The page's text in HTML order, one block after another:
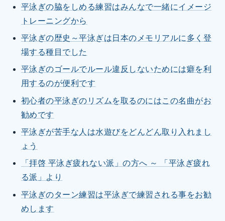
平泳ぎの脇をしめる練習はみんなで一緒にイメージ
トレーニングから
平泳ぎの歴史～平泳ぎは日本のメモリアルに多く登
場する種目でした
平泳ぎのゴールでルール違反しないためには癖を利
用するのが便利です
初心者の平泳ぎのリズムを取るのにはこの名曲がお
勧めです
平泳ぎが苦手な人は水遊びをどんどん取り入れまし
ょう
「拝啓 平泳ぎ疲れない派」の方へ ～ 「平泳ぎ疲れ
る派」より
平泳ぎのターン練習は平泳ぎで練習される事をお勧
めします